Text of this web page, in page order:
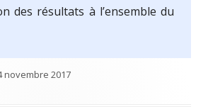
des résultats à l’ensemble du
novembre 2017